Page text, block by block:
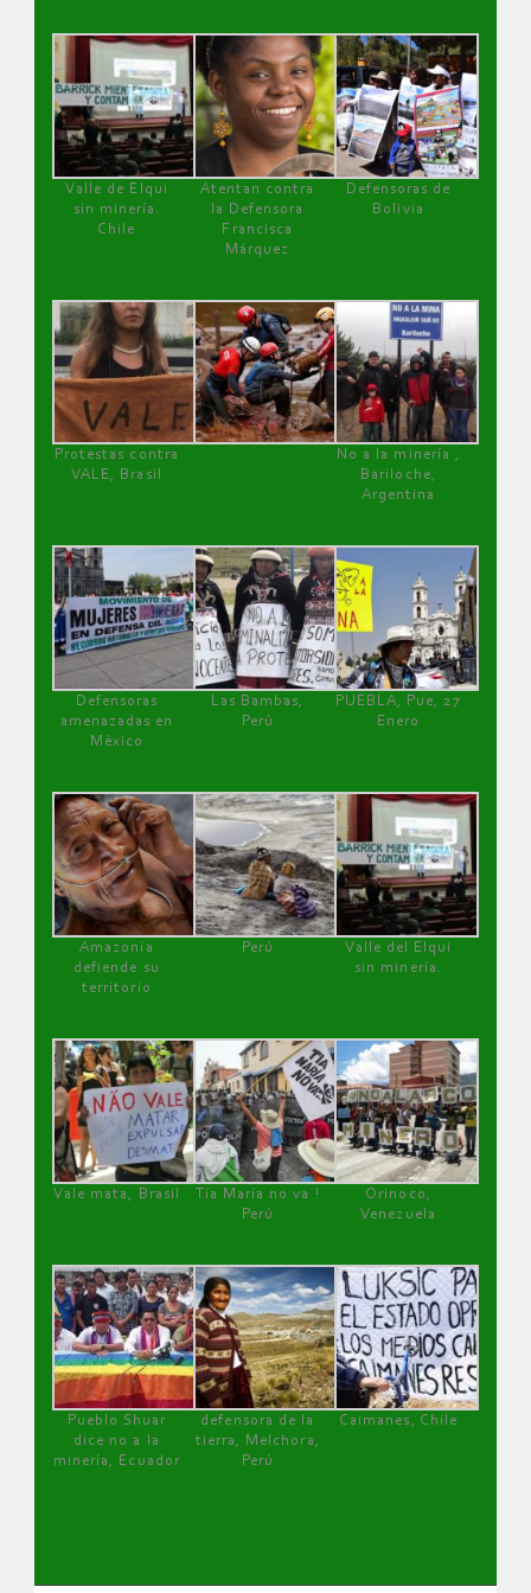
Valle de Elqui
sin minería.
Chile
Atentan contra
la Defensora
Francisca
Márquez
Defensoras de
Bolivia
Protestas contra
VALE, Brasil
No a la minería ,
Bariloche,
Argentina
Defensoras
amenazadas en
México
Las Bambas,
Perú
PUEBLA, Pue, 27
Enero
Amazonía
defiende su
territorio
Perú
Valle del Elqui
sin minería.
Vale mata, Brasil
Tía María no va !
Perú
Orinoco,
Venezuela
Pueblo Shuar
dice no a la
minería, Ecuador
defensora de la
tierra, Melchora,
Perú
Caimanes, Chile